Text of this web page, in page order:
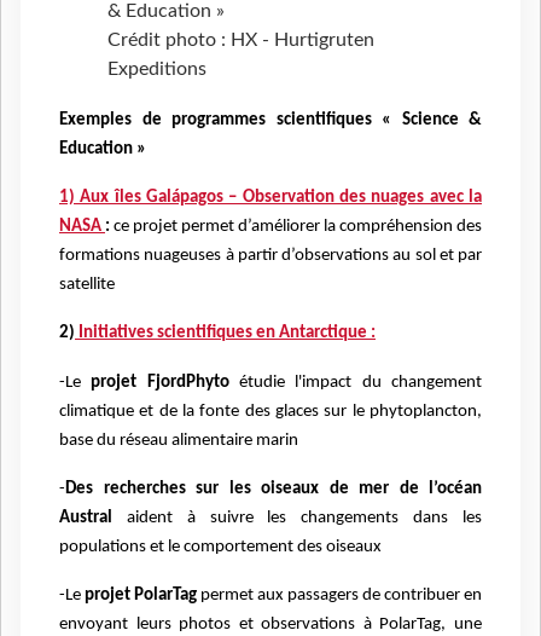
& Education »
Crédit photo : HX - Hurtigruten
Expeditions
Exemples de programmes scientifiques « Science &
Education »
1) Aux îles Galápagos – Observation des nuages avec la
NASA : ce projet permet d’améliorer la compréhension des
formations nuageuses à partir d’observations au sol et par
satellite
2) Initiatives scientifiques en Antarctique :
-Leprojet FjordPhytoétudie l'impact du changement
climatique et de la fonte des glaces sur le phytoplancton,
base du réseau alimentaire marin
- Des recherches sur les oiseaux de mer de l’océan
Austral
aident à suivre les changements dans les
populations et le comportement des oiseaux
-Le projet PolarTag permet aux passagers de contribuer en
envoyant leurs photos et observations à PolarTag, une